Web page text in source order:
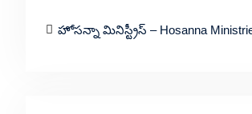
హోసన్నా మినిస్ట్రీస్ – Hosanna